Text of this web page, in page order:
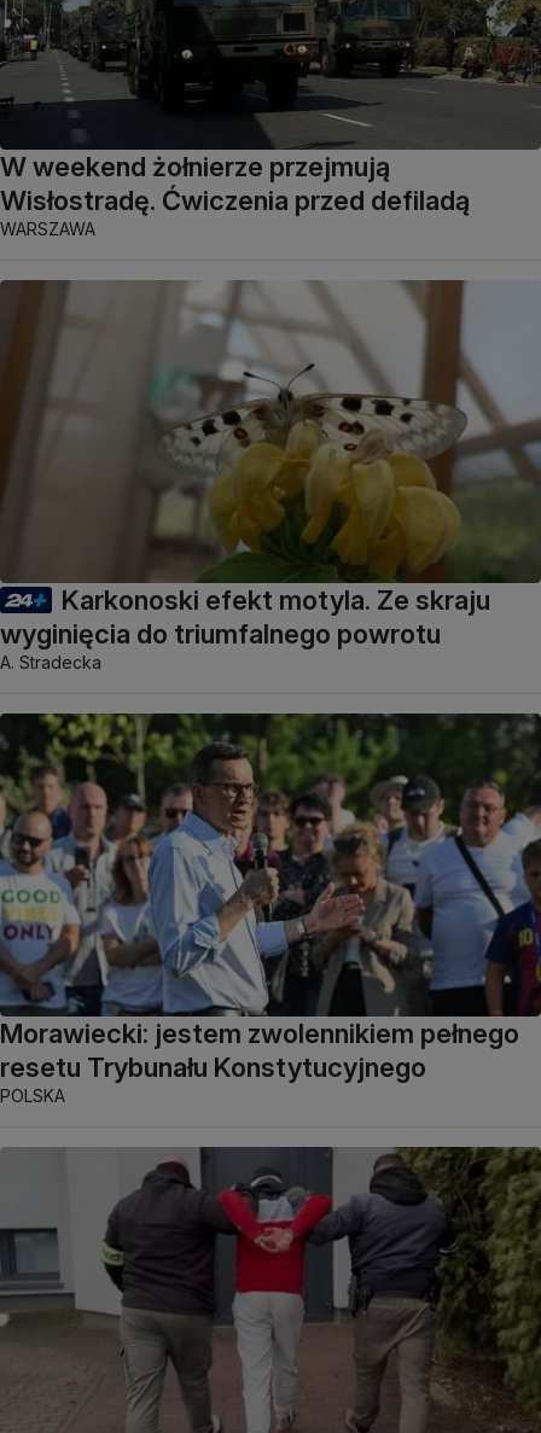
W weekend żołnierze przejmują
Wisłostradę. Ćwiczenia przed defiladą
WARSZAWA
Karkonoski efekt motyla. Ze skraju
wyginięcia do triumfalnego powrotu
A. Stradecka
Morawiecki: jestem zwolennikiem pełnego
resetu Trybunału Konstytucyjnego
POLSKA